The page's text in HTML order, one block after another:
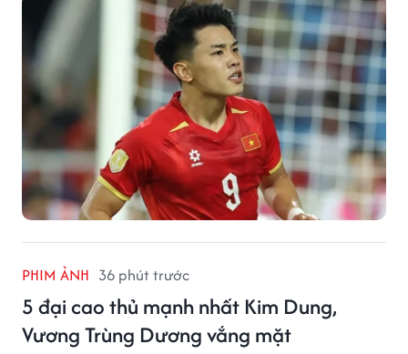
PHIM ẢNH 36 phút trước
5 đại cao thủ mạnh nhất Kim Dung,
Vương Trùng Dương vắng mặt